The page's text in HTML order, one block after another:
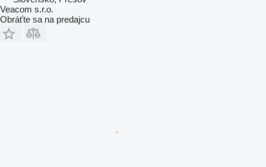
Veacom s.r.o.
Obráťte sa na predajcu